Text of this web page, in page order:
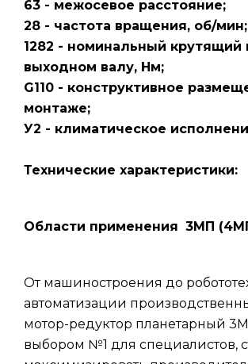
63 - межосевое расстояние;
28 - частота вращения, об/мин;
1282 - номинальный крутящий
выходном валу, Нм;
G110 - конструктивное
монтаже;
У2 - климатическое
Технические характеристики:
Области применения 3МП
От машиностроения до
автоматизации
мотор-редуктор планетарный
выбором №1 для специалистов,